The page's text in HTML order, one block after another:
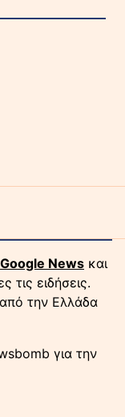
Google News και
τις ειδήσεις.
από την Ελλάδα
για την